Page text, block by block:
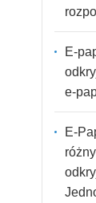
E-
e-
E-